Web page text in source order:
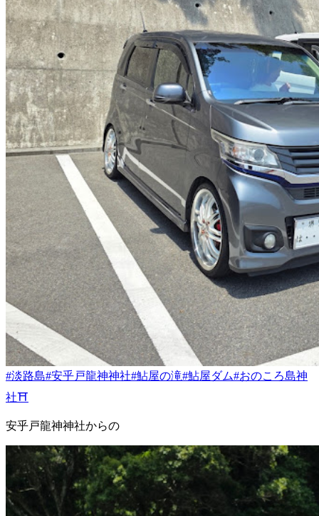
#淡路島#安乎戸龍神神社#鮎屋の滝#鮎屋ダム#おのころ島神
社⛩️
安乎戸龍神神社からの